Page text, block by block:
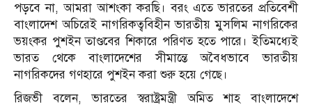
পড়বে না, আমরা আশংকা করছি। বরং এতে ভারতের প্রতিবেশী
বাংলাদেশ অচিরেই নাগরিকত্ববিহীন ভারতীয় মুসলিম নাগরিকের
ভয়ংকর পুশইন তাণ্ডবের শিকারে পরিণত হতে পারে। ইতিমধ্যেই
ভারত থেকে বাংলাদেশের সীমান্তে অবৈধভাবে ভারতীয়
নাগরিকদের গণহারে পুশইন করা শুরু হয়ে গেছে।
রিজভী বলেন, ভারতের স্বরাষ্ট্রমন্ত্রী অমিত শাহ বাংলাদেশে